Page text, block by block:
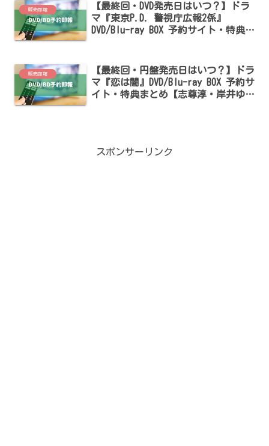
販売即報
【最終回・DVD発売日はいつ？】ドラ
マ『東京P.D. 警視庁広報2係』
DVD/Blu-ray BOX 予約サイト・特典ま
販売即報
【最終回・円盤発売日はいつ？】ドラ
マ『恋は闇』DVD/Blu-ray BOX 予約サ
イト・特典まとめ【志尊淳・岸井ゆき
スポンサーリンク